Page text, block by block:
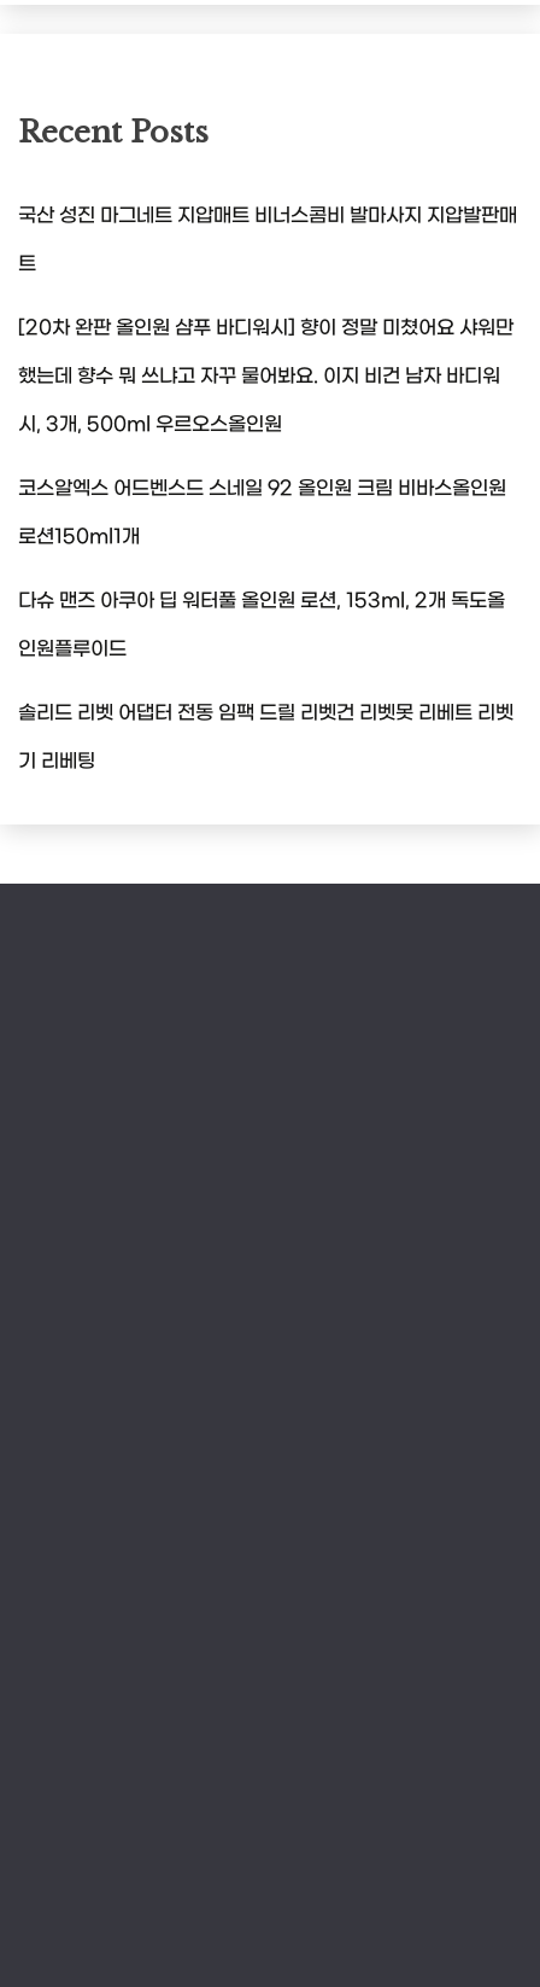
Recent Posts
국산 성진 마그네트 지압매트 비너스콤비 발마사지 지압발판매
트
[20차 완판 올인원 샴푸 바디워시] 향이 정말 미쳤어요 샤워만
했는데 향수 뭐 쓰냐고 자꾸 물어봐요. 이지 비건 남자 바디워
시, 3개, 500ml 우르오스올인원
코스알엑스 어드벤스드 스네일 92 올인원 크림 비바스올인원
로션150ml1개
다슈 맨즈 아쿠아 딥 워터풀 올인원 로션, 153ml, 2개 독도올
인원플루이드
솔리드 리벳 어댑터 전동 임팩 드릴 리벳건 리벳못 리베트 리벳
기 리베팅